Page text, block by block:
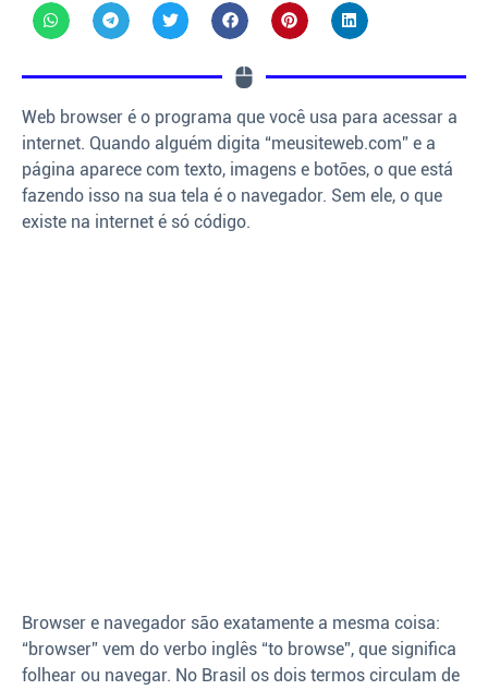
Web browser é o programa que você usa para acessar a
internet. Quando alguém digita “meusiteweb.com” e a
página aparece com texto, imagens e botões, o que está
fazendo isso na sua tela é o navegador. Sem ele, o que
existe na internet é só código.
Browser e navegador são exatamente a mesma coisa:
“browser” vem do verbo inglês “to browse”, que significa
folhear ou navegar. No Brasil os dois termos circulam de